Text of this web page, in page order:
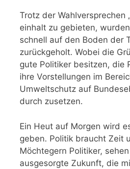
Trotz der Wahlversprechen
einhalt zu gebieten,
schnell auf den Boden der
zurückgeholt. Wobei die
gute Politiker besitzen, die
ihre Vorstellungen im
Umweltschutz auf
durch zusetzen.
Ein Heut auf Morgen wird
geben. Politik braucht Zeit
Möchtegern Politiker,
ausgesorgte Zukunft, die